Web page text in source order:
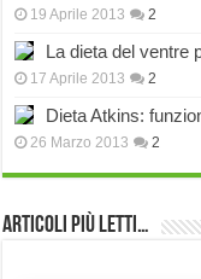
19 Aprile 2013 2
La dieta del ventre
17 Aprile 2013 2
Dieta Atkins:
26 Marzo 2013 2
Articoli più Letti…